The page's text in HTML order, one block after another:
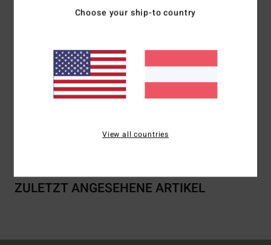
Baumwoll-Jersey
Rundhalsausschnitt
Druckgrafik mit weicher Farbe
Zusammensetzung[Hauptstoff] 100 % Baumwolle
Versand & Rückversand
ZULETZT ANGESEHENE ARTIKEL
Choose your ship-to country
View all countries